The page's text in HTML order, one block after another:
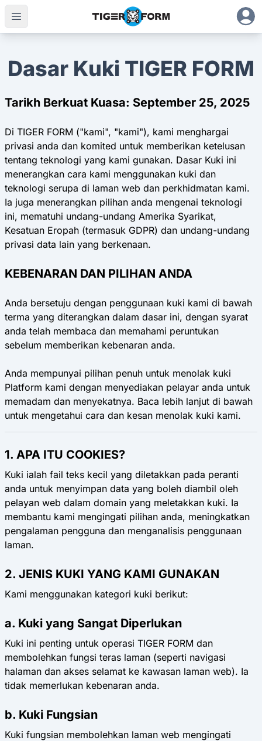
Dasar Kuki TIGER FORM
Tarikh Berkuat Kuasa: September 25, 2025
Di TIGER FORM ("kami", "kami"), kami menghargai
privasi anda dan komited untuk memberikan ketelusan
tentang teknologi yang kami gunakan. Dasar Kuki ini
menerangkan cara kami menggunakan kuki dan
teknologi serupa di laman web dan perkhidmatan kami.
Ia juga menerangkan pilihan anda mengenai teknologi
ini, mematuhi undang-undang Amerika Syarikat,
Kesatuan Eropah (termasuk GDPR) dan undang-undang
privasi data lain yang berkenaan.
KEBENARAN DAN PILIHAN ANDA
Anda bersetuju dengan penggunaan kuki kami di bawah
terma yang diterangkan dalam dasar ini, dengan syarat
anda telah membaca dan memahami peruntukan
sebelum memberikan kebenaran anda.
Anda mempunyai pilihan penuh untuk menolak kuki
Platform kami dengan menyediakan pelayar anda untuk
memadam dan menyekatnya. Baca lebih lanjut di bawah
untuk mengetahui cara dan kesan menolak kuki kami.
1. APA ITU COOKIES?
Kuki ialah fail teks kecil yang diletakkan pada peranti
anda untuk menyimpan data yang boleh diambil oleh
pelayan web dalam domain yang meletakkan kuki. Ia
membantu kami mengingati pilihan anda, meningkatkan
pengalaman pengguna dan menganalisis penggunaan
laman.
2. JENIS KUKI YANG KAMI GUNAKAN
Kami menggunakan kategori kuki berikut:
a. Kuki yang Sangat Diperlukan
Kuki ini penting untuk operasi TIGER FORM dan
membolehkan fungsi teras laman (seperti navigasi
halaman dan akses selamat ke kawasan laman web). Ia
tidak memerlukan kebenaran anda.
b. Kuki Fungsian
Kuki fungsian membolehkan laman web mengingati